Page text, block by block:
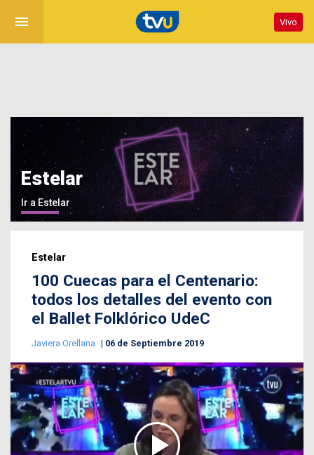
menu Vivo
Estelar
Ir a Estelar
Estelar
100 Cuecas para el Centenario:
todos los detalles del evento con
el Ballet Folklórico UdeC
Javiera Orellana 06 de Septiembre 2019